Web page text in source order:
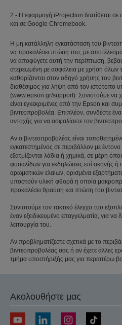
2 - Η εφαρμογή iProjection διατίθεται
και σε Google Chromebook.
Η μη κατάλληλη εγκατάσταση του
να προκαλέσει πτώση του, με
να αποφύγετε αυτή την περίπτωση,
στερεωμένη με ασφάλεια με χρήση όλων
καθορίζονται στον οδηγό χρήσης του
διαθέσιμος για λήψη από τον ιστότοπο
(www.epson.gr/support). Συνιστούμε να
είναι εγκεκριμένες από την Epson και
βιντεοπροβολέα. Επιπλέον, συνδέστε
αντοχής για να ασφαλίσετε τον
Αν ο βιντεοπροβολέας είναι
εγκατεστημένος σε περιβάλλον με
εξατμίζονται λάδια ή χημικά, σε μέρη
φυσαλίδων για εκδηλώσεις επί σκηνής ή
αρωματικών ελαίων, ορισμένα
υποστούν υλική φθορά η οποία
προκαλέσει θραύση και πτώση του
Συνιστούμε τον τακτικό έλεγχο του
έναν εξειδικευμένο επαγγελματία, για
λειτουργία του.
Αν προβληματίζεστε σχετικά με το
βιντεοπροβολέας σας ή αν έχετε άλλες
τμήμα υποστήριξής μας για περαιτέρω
Ακολουθήστε μας